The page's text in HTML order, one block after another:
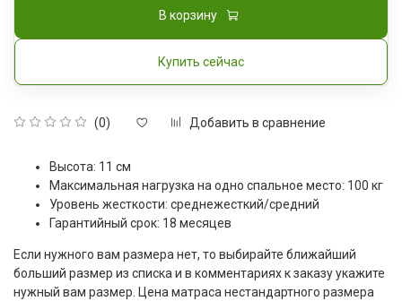
(0) Добавить в сравнение
В корзину
Купить сейчас
Высота: 11 см
Максимальная нагрузка на одно спальное место: 100 кг
Уровень жесткости: среднежесткий/средний
Гарантийный срок: 18 месяцев
Если нужного вам размера нет, то выбирайте ближайший
больший размер из списка и в комментариях к заказу укажите
нужный вам размер. Цена матраса нестандартного размера